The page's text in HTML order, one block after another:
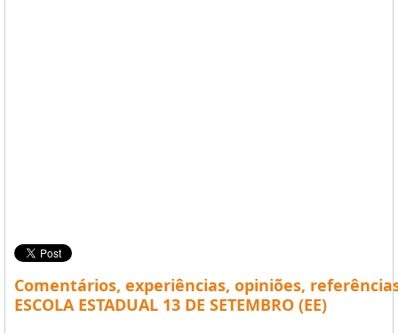
Comentários, experiências, opiniões,
ESCOLA ESTADUAL 13 DE SETEMBRO (EE)